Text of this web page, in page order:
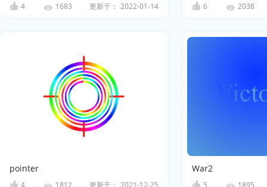
4 1683 更新于： 2022-01-14 6 2038
pointer
4 1812 更新于： 2021-12-25
War2
5 1895